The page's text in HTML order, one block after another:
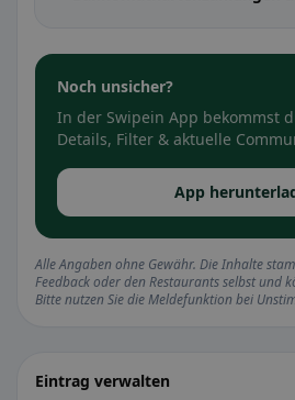
Noch unsicher?
In der Swipein App bekommst
Details, Filter & aktuelle
App
Alle Angaben ohne Gewähr. Die Inhalte
Feedback oder den Restaurants selbst und
Bitte nutzen Sie die Meldefunktion bei
Eintrag verwalten